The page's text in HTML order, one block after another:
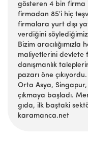
gösteren 4 bin firma
firmadan 85'i hiç
firmalara yurt dışı
verdiğini
Bizim aracılığımızla
maliyetlerini devlete
danışmanlık
pazarı öne
Orta Asya,
çıkmaya başladı.
gıda, ilk baştaki
karamanca.net